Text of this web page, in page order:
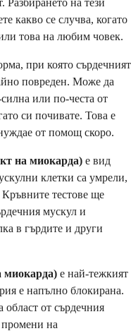
какво се случва, когато
това на любим човек.
при която сърдечният
повреден. Може да
или по-честа от
си почивате. Това е
от помощ скоро.
на миокарда) е вид
клетки са умрели,
тестове ще
мускул и
в гърдите и други
миокарда) е най-тежкият
е напълно блокирана.
област от сърдечния
промени на